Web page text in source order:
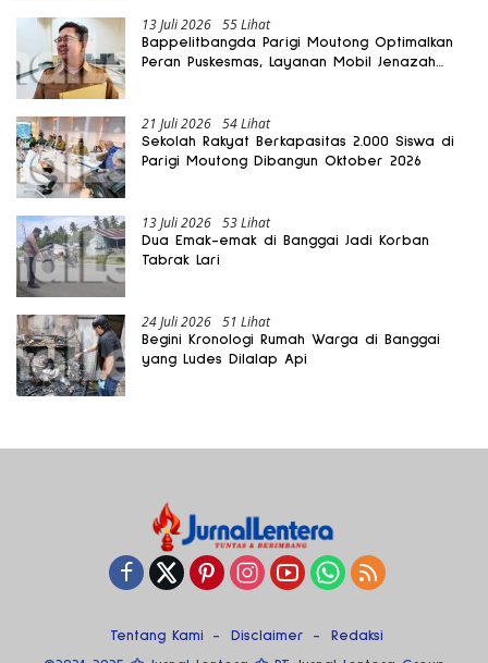
13 Juli 2026 55 Lihat
Bappelitbangda Parigi Moutong Optimalkan
Peran Puskesmas, Layanan Mobil Jenazah
21 Juli 2026 54 Lihat
Sekolah Rakyat Berkapasitas 2.000 Siswa di
Parigi Moutong Dibangun Oktober 2026
13 Juli 2026 53 Lihat
Dua Emak-emak di Banggai Jadi Korban
Tabrak Lari
24 Juli 2026 51 Lihat
Begini Kronologi Rumah Warga di Banggai
yang Ludes Dilalap Api
Tentang Kami Disclaimer
Redaksi